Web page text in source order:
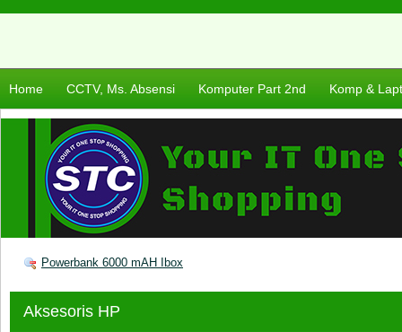
Home CCTV, Ms. Absensi Komputer Part 2nd Komp &
Powerbank 6000 mAH Ibox
Aksesoris HP